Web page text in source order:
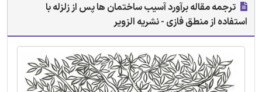
ترجمه مقاله برآورد آسیب ساختمان ها پس از زلزله با
استفاده از منطق فازی - نشریه الزویر